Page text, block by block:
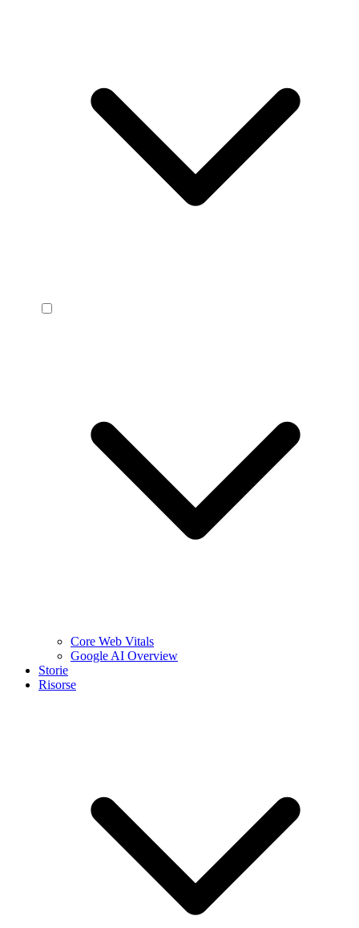
Core Web Vitals
Google AI Overview
Storie
Risorse